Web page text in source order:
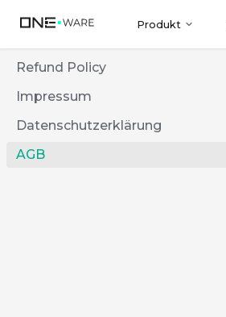
Produkt
Refund Policy
Impressum
Datenschutzerklärung
AGB